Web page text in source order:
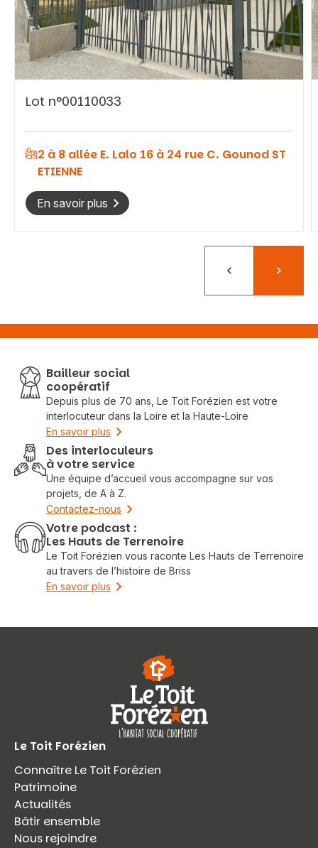
Vous recherchez&nbsp;:
Rechercher
Lot n°00110033
2 à 8 allée E. Lalo 16 à 24 rue C. Gounod ST
ETIENNE
En savoir plus
PrécédentSuivant
Bailleur social
coopératif
Depuis plus de 70 ans, Le Toit Forézien est votre
interlocuteur dans la Loire et la Haute-Loire
En savoir plus
Des interloculeurs
à votre service
Une équipe d’accueil vous accompagne sur vos
projets, de A à Z.
Contactez-nous
Votre podcast :
Les Hauts de Terrenoire
Le Toit Forézien vous raconte Les Hauts de Terrenoire
au travers de l’histoire de Briss
En savoir plus
Le Toit Forézien
Connaître Le Toit Forézien
Patrimoine
Actualités
Bâtir ensemble
Nous rejoindre